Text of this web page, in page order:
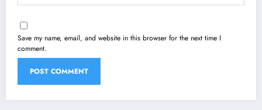
Save my name, email, and website in this browser for the next time I
comment.